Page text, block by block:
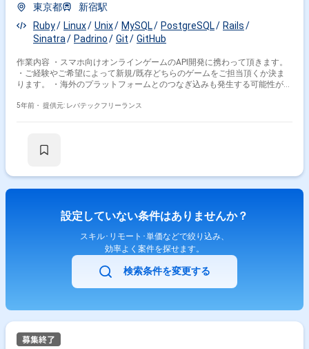
東京都
新宿駅
Ruby
Linux Unix MySQL PostgreSQL
Rails
Sinatra
Padrino Git GitHub
作業内容 ・スマホ向けオンラインゲームのAPI開発に携わって頂きます。
・ご経験やご希望によって新規/既存どちらのゲームをご担当頂くか決ま
ります。 ・海外のプラットフォームとのつなぎ込みも発生する可能性が御
5年前・ 提供元: レバテックフリーランス
設定していない条件はありませんか？
スキル･リモート･単価などで絞り込み、
効率よく案件を探せます。
検索条件を変更する